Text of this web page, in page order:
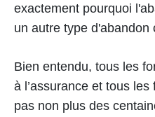
exactement pourquoi
un autre type d'abandon
Bien entendu, tous les
à l’assurance et tous
pas non plus des